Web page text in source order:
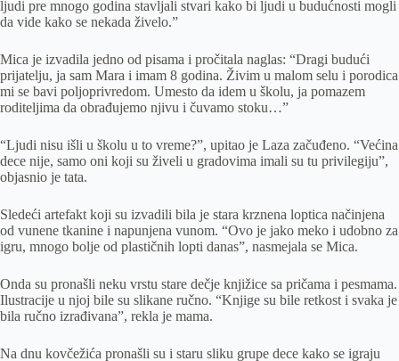
ljudi pre mnogo godina stavljali stvari kako bi ljudi u budućnosti mogli
da vide kako se nekada živelo.”
Mica je izvadila jedno od pisama i pročitala naglas: “Dragi budući
prijatelju, ja sam Mara i imam 8 godina. Živim u malom selu i porodica
mi se bavi poljoprivredom. Umesto da idem u školu, ja pomazem
roditeljima da obrađujemo njivu i čuvamo stoku…”
“Ljudi nisu išli u školu u to vreme?”, upitao je Laza začuđeno. “Većina
dece nije, samo oni koji su živeli u gradovima imali su tu privilegiju”,
objasnio je tata.
Sledeći artefakt koji su izvadili bila je stara krznena loptica načinjena
od vunene tkanine i napunjena vunom. “Ovo je jako meko i udobno za
igru, mnogo bolje od plastičnih lopti danas”, nasmejala se Mica.
Onda su pronašli neku vrstu stare dečje knjižice sa pričama i pesmama.
Ilustracije u njoj bile su slikane ručno. “Knjige su bile retkost i svaka je
bila ručno izrađivana”, rekla je mama.
Na dnu kovčežića pronašli su i staru sliku grupe dece kako se igraju